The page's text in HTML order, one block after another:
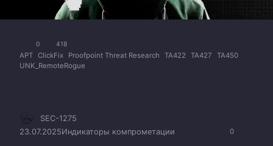
0 418
APT ClickFix Proofpoint Threat Research TA422 TA427
TA450
UNK_RemoteRogue
0
SEC-1275
23.07.2025Индикаторы компрометации